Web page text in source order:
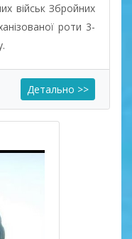
військ Збройних
роти 3-
Детально >>